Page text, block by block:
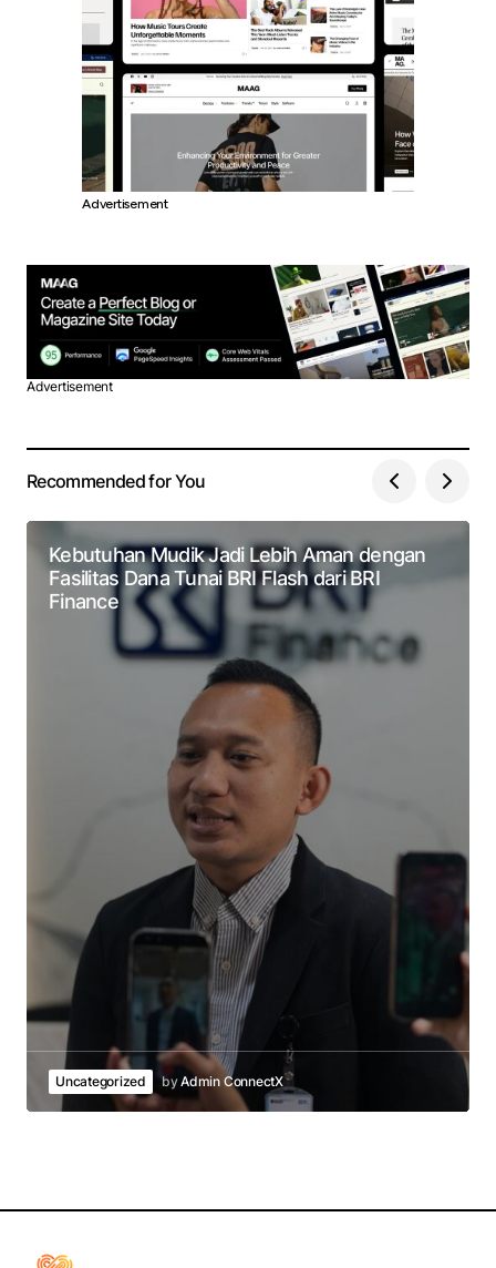
Advertisement
Advertisement
Recommended for You
Kebutuhan Mudik Jadi Lebih Aman dengan
Fasilitas Dana Tunai BRI Flash dari BRI
Finance
Uncategorized byAdmin ConnectX